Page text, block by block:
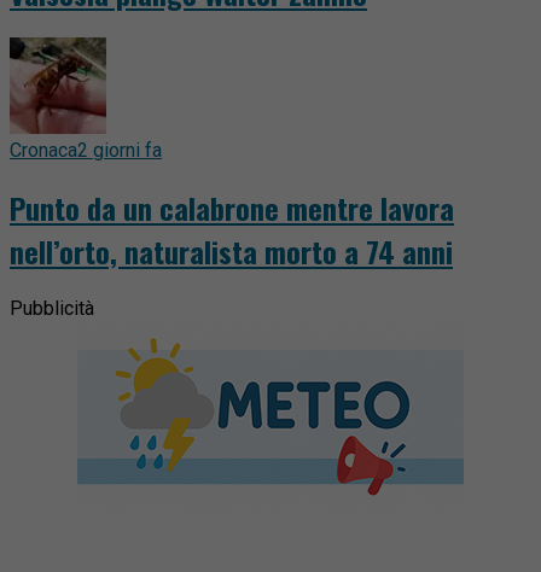
Cronaca2 giorni fa
Punto da un calabrone mentre lavora
nell’orto, naturalista morto a 74 anni
Pubblicità